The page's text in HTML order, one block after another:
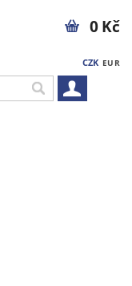
CZK EUR
0 Kč